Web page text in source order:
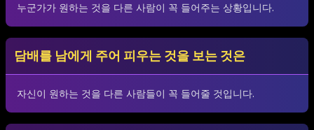
누군가가 원하는 것을 다른 사람이 꼭 들어주는 상황입니다.
담배를 남에게 주어 피우는 것을 보는 것은
자신이 원하는 것을 다른 사람들이 꼭 들어줄 것입니다.